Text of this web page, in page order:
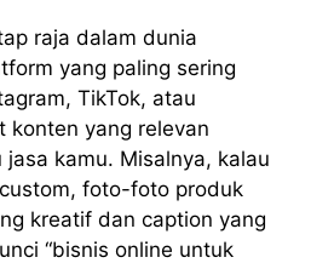
raja dalam dunia
yang paling sering
TikTok, atau
yang relevan
kamu. Misalnya, kalau
foto-foto produk
kreatif dan caption yang
“bisnis online untuk